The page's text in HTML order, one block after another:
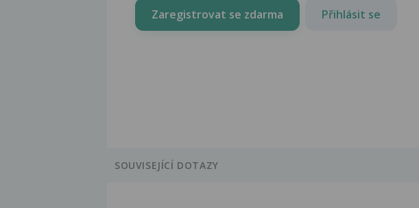
Zaregistrovat se zdarma Přihlásit se
SOUVISEJÍCÍ DOTAZY